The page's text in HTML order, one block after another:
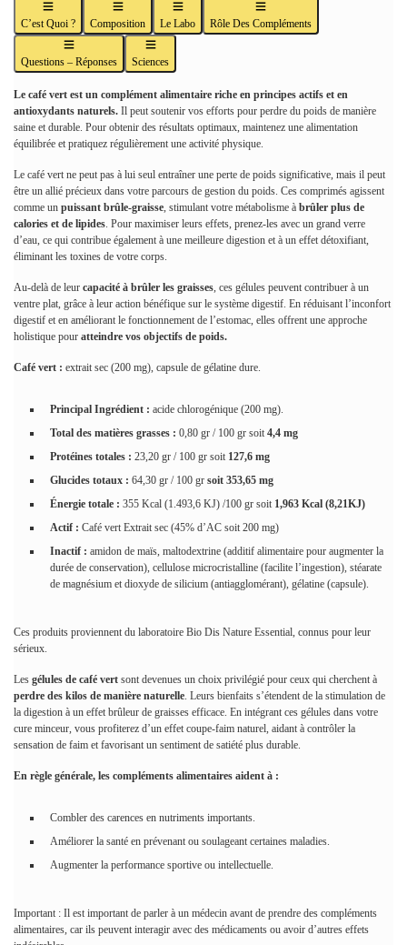
C’est Quoi ? Composition Le Labo Rôle Des Compléments
Questions – Réponses Sciences
Le café vert est un complément alimentaire riche en principes actifs et en
antioxydants naturels. Il peut soutenir vos efforts pour perdre du poids de manière
saine et durable. Pour obtenir des résultats optimaux, maintenez une alimentation
équilibrée et pratiquez régulièrement une activité physique.
Le café vert ne peut pas à lui seul entraîner une perte de poids significative, mais il peut
être un allié précieux dans votre parcours de gestion du poids. Ces comprimés agissent
comme un puissant brûle-graisse , stimulant votre métabolisme à brûler plus de
calories et de lipides . Pour maximiser leurs effets, prenez-les avec un grand verre
d’eau, ce qui contribue également à une meilleure digestion et à un effet détoxifiant,
éliminant les toxines de votre corps.
Au-delà de leur capacité à brûler les graisses , ces gélules peuvent contribuer à un
ventre plat, grâce à leur action bénéfique sur le système digestif. En réduisant l’inconfort
digestif et en améliorant le fonctionnement de l’estomac, elles offrent une approche
holistique pour atteindre vos objectifs de poids.
Café vert : extrait sec (200 mg), capsule de gélatine dure.
Principal Ingrédient : acide chlorogénique (200 mg).
Total des matières grasses : 0,80 gr / 100 gr soit 4,4 mg
Protéines totales : 23,20 gr / 100 gr soit 127,6 mg
Glucides totaux : 64,30 gr / 100 gr soit 353,65 mg
Énergie totale : 355 Kcal (1.493,6 KJ) /100 gr soit 1,963 Kcal (8,21KJ)
Actif : Café vert Extrait sec (45% d’AC soit 200 mg)
Inactif : amidon de maïs, maltodextrine (additif alimentaire pour augmenter la
durée de conservation), cellulose microcristalline (facilite l’ingestion), stéarate
de magnésium et dioxyde de silicium (antiagglomérant), gélatine (capsule).
Ces produits proviennent du laboratoire Bio Dis Nature Essential, connus pour leur
sérieux.
Les gélules de café vert sont devenues un choix privilégié pour ceux qui cherchent à
perdre des kilos de manière naturelle . Leurs bienfaits s’étendent de la stimulation de
la digestion à un effet brûleur de graisses efficace. En intégrant ces gélules dans votre
cure minceur, vous profiterez d’un effet coupe-faim naturel, aidant à contrôler la
sensation de faim et favorisant un sentiment de satiété plus durable.
En règle générale, les compléments alimentaires aident à :
Combler des carences en nutriments importants.
Améliorer la santé en prévenant ou soulageant certaines maladies.
Augmenter la performance sportive ou intellectuelle.
Important : Il est important de parler à un médecin avant de prendre des compléments
alimentaires, car ils peuvent interagir avec des médicaments ou avoir d’autres effets